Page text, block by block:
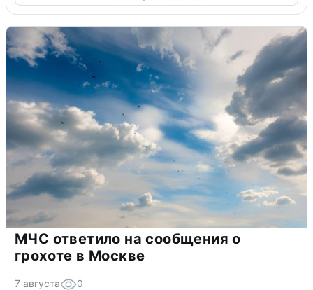
МЧС ответило на сообщения о
грохоте в Москве
7 августа 0